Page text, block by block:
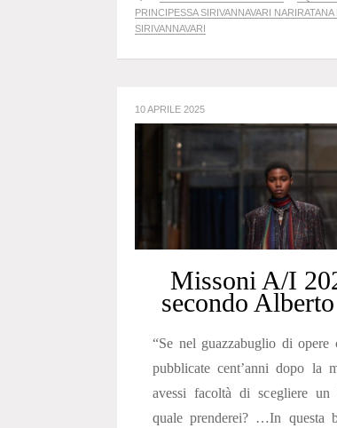
PRINCIPESSA SIRIVANNAVARI
SIRIVANNAVARI
10 APRILE 2025
Missoni A/I
secondo
“Se nel guazzabuglio di opere
pubblicate cent’anni dopo la
avessi facoltà di scegliere un
quale prenderei? …In questa